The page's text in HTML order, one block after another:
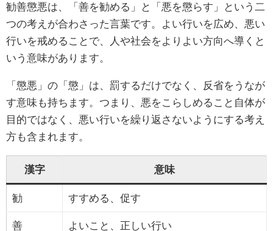
勧善懲悪は、「善を勧める」と「悪を懲らす」という二
つの考えが合わさった言葉です。よい行いを広め、悪い
行いを戒めることで、人や社会をよりよい方向へ導くと
いう意味があります。
「懲悪」の「懲」は、罰するだけでなく、反省をうなが
す意味も持ちます。つまり、悪をこらしめること自体が
目的ではなく、悪い行いを繰り返さないようにする考え
方も含まれます。
漢字 意味
勧 すすめる、促す
善 よいこと、正しい行い